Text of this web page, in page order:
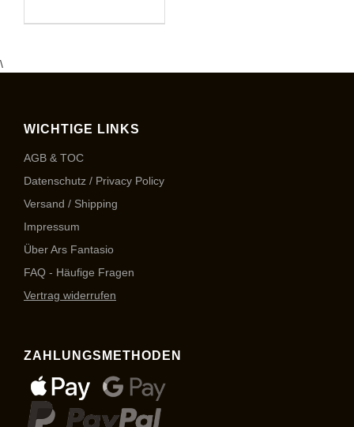
\
WICHTIGE LINKS
AGB & TOC
Datenschutz / Privacy Policy
Versand / Shipping
Impressum
Über Ars Fantasio
FAQ - Häufige Fragen
Vertrag widerrufen
ZAHLUNGSMETHODEN